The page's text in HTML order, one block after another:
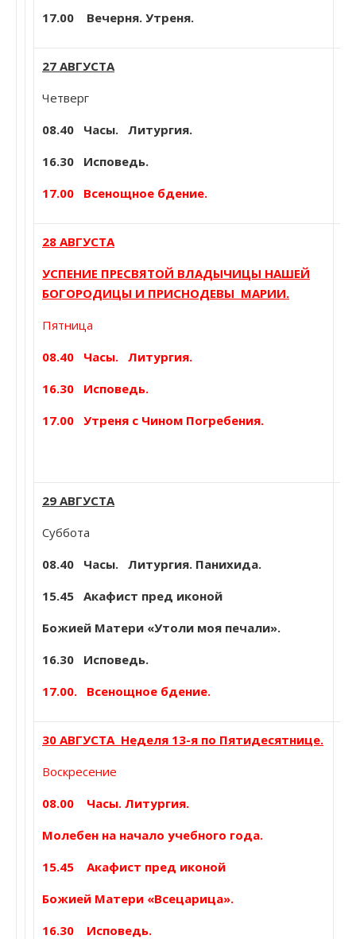
17.00 Вечерня. Утреня.
27 АВГУСТА
Четверг
08.40 Часы. Литургия.
16.30 Исповедь.
17.00 Всенощное бдение.
28 АВГУСТА
УСПЕНИЕ ПРЕСВЯТОЙ ВЛАДЫЧИЦЫ НАШЕЙ
БОГОРОДИЦЫ И ПРИСНОДЕВЫ МАРИИ.
Пятница
08.40 Часы. Литургия.
16.30 Исповедь.
17.00 Утреня с Чином Погребения.
29 АВГУСТА
Суббота
08.40 Часы. Литургия. Панихида.
15.45 Акафист пред иконой
Божией Матери «Утоли моя печали».
16.30 Исповедь.
17.00. Всенощное бдение.
30 АВГУСТА Неделя 13-я по Пятидесятнице.
Воскресение
08.00 Часы. Литургия.
Молебен на начало учебного года.
15.45 Акафист пред иконой
Божией Матери «Всецарица».
16.30 Исповедь.